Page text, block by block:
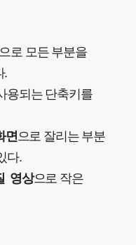
으로 모든 부분을
.
용되는 단축키를
면 으로 잘리는 부분
다.
영상으로 작은